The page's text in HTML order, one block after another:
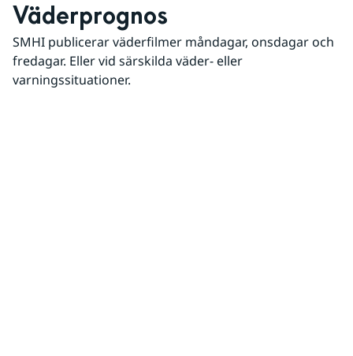
Väderprognos
SMHI publicerar väderfilmer måndagar, onsdagar och
fredagar. Eller vid särskilda väder- eller
varningssituationer.